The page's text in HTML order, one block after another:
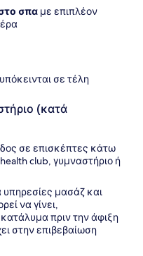
σπα με επιπλέον
σε τέλη
(κατά
σε επισκέπτες κάτω
club, γυμναστήριο ή
υπηρεσίες μασάζ και
να γίνει,
πριν την άφιξη
στην επιβεβαίωση